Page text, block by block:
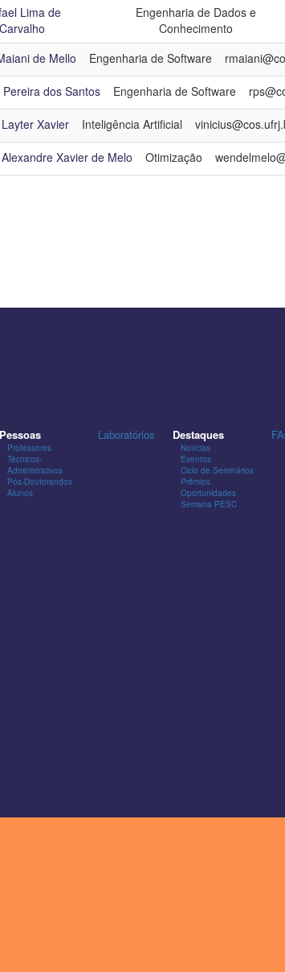
Lima de
Carvalho
Engenharia de Dados e
Conhecimento
de Mello Engenharia de Software
Pereira dos Santos Engenharia de Software
Xavier Inteligência Artificial
Xavier de Melo Otimização
Pessoas
Professores
Técnicos-
Administrativos
Pós-Doutorandos
Alunos
Laboratórios Destaques
Notícias
Eventos
Ciclo de Seminários
Prêmios
Oportunidades
Semana PESC